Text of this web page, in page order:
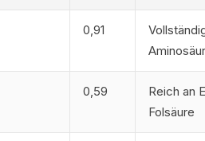
0,91
0,59
Reich an
Folsäure